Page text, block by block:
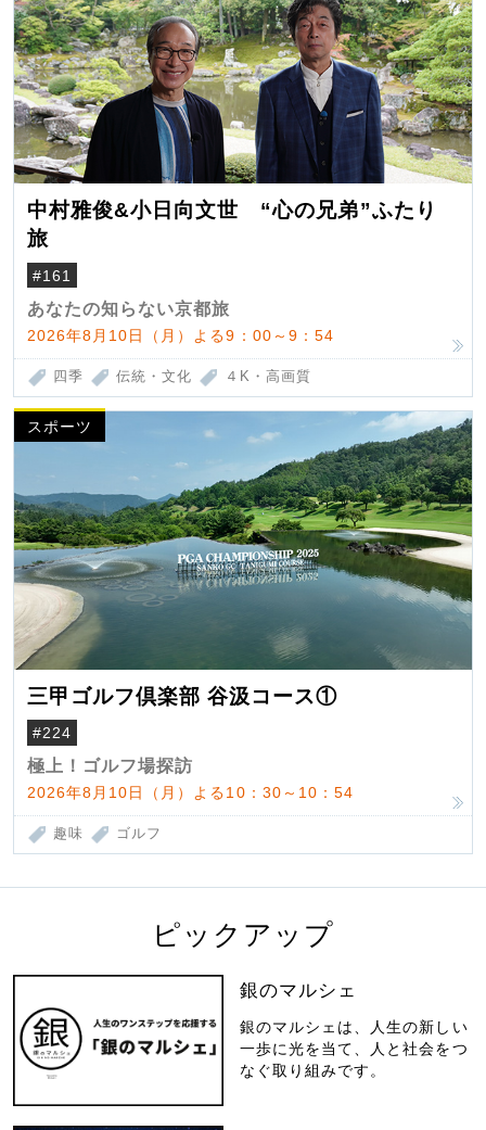
中村雅俊&小日向文世 “心の兄弟”ふたり
旅
#161
あなたの知らない京都旅
2026年8月10日（月）よる9：00～9：54
四季 伝統・文化 ４K・高画質
スポーツ
三甲ゴルフ倶楽部 谷汲コース①
#224
極上！ゴルフ場探訪
2026年8月10日（月）よる10：30～10：54
趣味 ゴルフ
ピックアップ
銀のマルシェ
銀のマルシェは、人生の新しい
一歩に光を当て、人と社会をつ
なぐ取り組みです。